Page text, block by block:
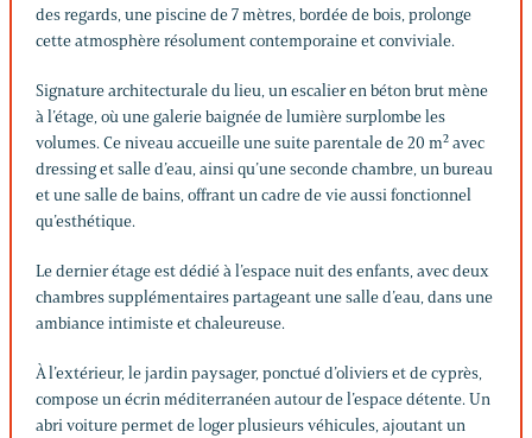
des regards, une piscine de 7 mètres, bordée de bois, prolonge
cette atmosphère résolument contemporaine et conviviale.
Signature architecturale du lieu, un escalier en béton brut mène
à l’étage, où une galerie baignée de lumière surplombe les
volumes. Ce niveau accueille une suite parentale de 20 m² avec
dressing et salle d’eau, ainsi qu’une seconde chambre, un bureau
et une salle de bains, offrant un cadre de vie aussi fonctionnel
qu’esthétique.
Le dernier étage est dédié à l’espace nuit des enfants, avec deux
chambres supplémentaires partageant une salle d’eau, dans une
ambiance intimiste et chaleureuse.
À l’extérieur, le jardin paysager, ponctué d’oliviers et de cyprès,
compose un écrin méditerranéen autour de l’espace détente. Un
abri voiture permet de loger plusieurs véhicules, ajoutant un